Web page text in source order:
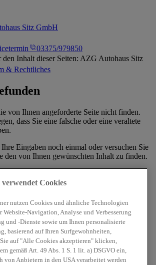
Sitz GmbH
03375/979850
Inhalt dieser Seiten: AZG Autohaus Sitz
& Rechtliches
von Ihnen angeforderte Seite nicht finden.
dass Sie eine falsche oder eine veraltete
Eingaben noch einmal oder versuchen Sie
den von Ihnen gewünschten Inhalt zu finden.
verwendet Cookies
nutzen Cookies und ähnliche Technologien
Website-Navigation, Analyse und Verbesserung
und -Dienste sowie um Ihnen personalisierte
basierend auf Ihren Surfgewohnheiten,
auf "Alle Cookies akzeptieren" klicken,
gemäß Art. 49 Abs. 1 S. 1 lit. a) DSGVO ein,
von Anbietern in den USA verarbeitet werden